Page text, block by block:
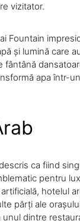
vizitator.
Fountain
și lumină care
fântână
apa într-
ca fiind
pentru
hotelul
părți ale
unul dintre